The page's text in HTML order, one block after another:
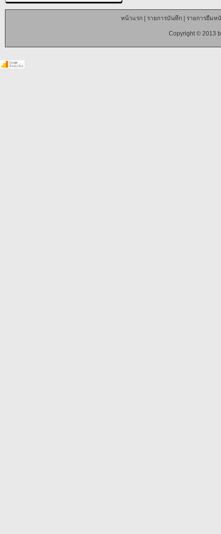
หน้าแรก| รายการบันทึก| รายการยืมห
Copyright © 2013